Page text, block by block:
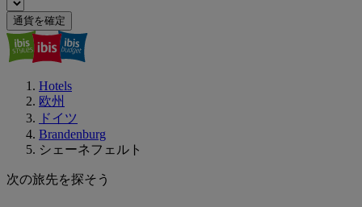
通貨を確定
Hotels
欧州
ドイツ
Brandenburg
シェーネフェルト
次の旅先を探そう